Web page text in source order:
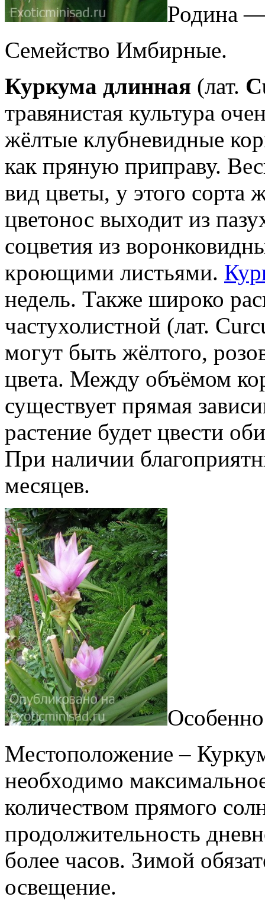
Родина
Семейство Имбирные.
Куркума длинная (лат.
травянистая культура
жёлтые клубневидные
как пряную приправу.
вид цветы, у этого сорта
цветонос выходит из
соцветия из
кроющими листьями.
недель. Также широко
частухолистной (лат.
могут быть жёлтого,
цвета. Между объёмом
существует прямая
растение будет цвести
При наличии
месяцев.
Местоположение –
необходимо
количеством прямого
продолжительность
более часов. Зимой
освещение.